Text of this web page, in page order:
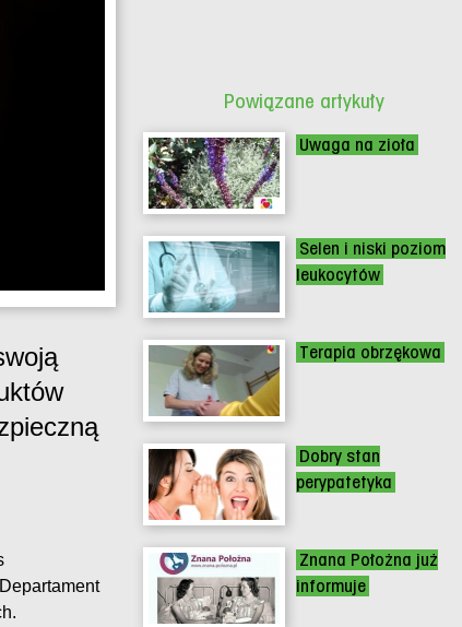
Powiązane artykuły
Uwaga na zioła
Selen i niski poziom
leukocytów
Terapia obrzękowa
Dobry stan
perypatetyka
Znana Położna już
informuje